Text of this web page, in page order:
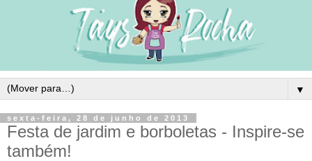
▼
sexta-feira, 28 de junho de 2013
Festa de jardim e borboletas - Inspire-se
também!